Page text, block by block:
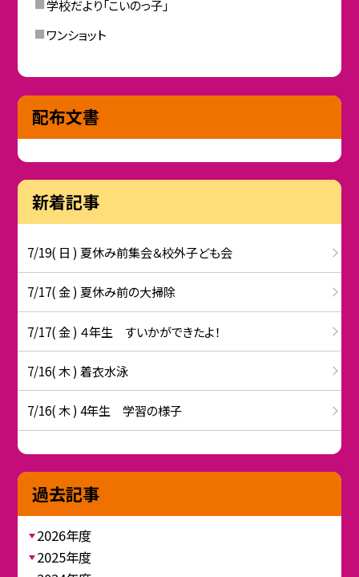
学校だより「こいのっ子」
ワンショット
配布文書
新着記事
7/19( 日 ) 夏休み前集会＆校外子ども会
7/17( 金 ) 夏休み前の大掃除
7/17( 金 ) ４年生 すいかができたよ！
7/16( 木 ) 着衣水泳
7/16( 木 ) 4年生 学習の様子
過去記事
2026年度
2025年度